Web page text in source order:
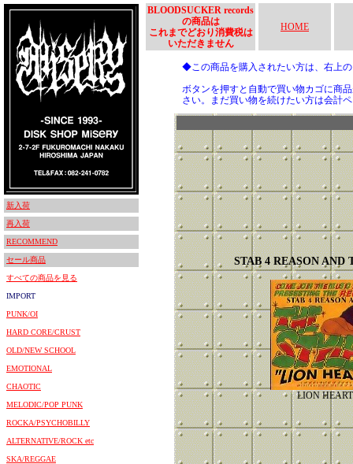
新入荷
再入荷
RECOMMEND
セール商品
すべての商品を見る
IMPORT
PUNK/OI
HARD CORE/CRUST
OLD/NEW SCHOOL
EMOTIONAL
CHAOTIC
MELODIC/POP PUNK
ROCKA/PSYCHOBILLY
ALTERNATIVE/ROCK etc
SKA/REGGAE
BLOODSUCKER records
の商品は
これまでどおり消費税は
いただきません
HOME
◆この商品を購入されたい方は、右上
ボタンを押すと自動で買い物カゴに商
さい。まだ買い物を続けたい方は会計
STAB 4 REASON AND
LION HEART